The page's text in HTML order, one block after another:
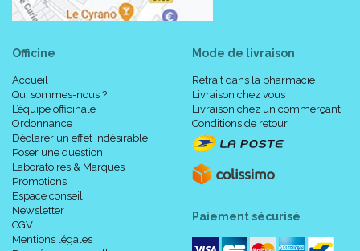
Officine
Accueil
Qui sommes-nous ?
L’équipe officinale
Ordonnance
Déclarer un effet indésirable
Poser une question
Laboratoires & Marques
Promotions
Espace conseil
Newsletter
CGV
Mentions légales
Mode de livraison
Retrait dans la pharmacie
Livraison chez vous
Livraison chez un commerçant
Conditions de retour
Paiement sécurisé